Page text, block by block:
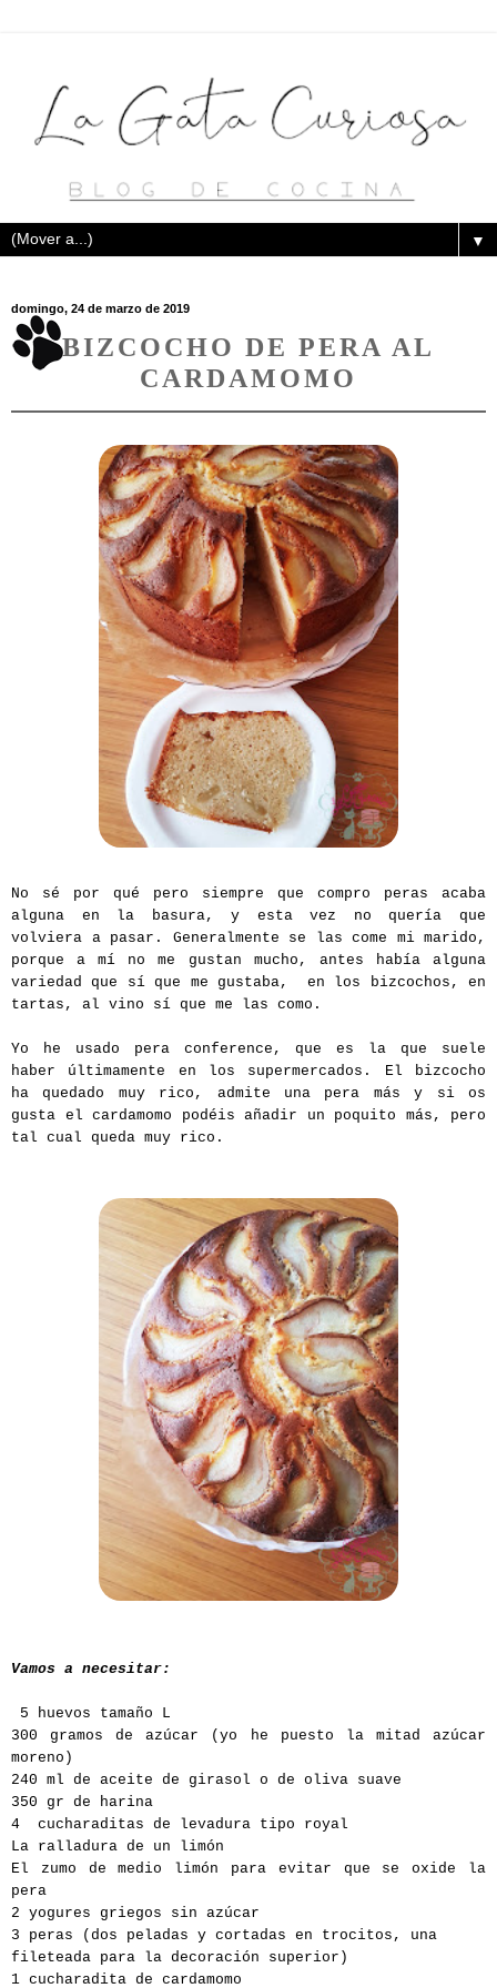
▼
domingo, 24 de marzo de 2019
BIZCOCHO DE PERA AL
CARDAMOMO
No sé por qué pero siempre que compro peras acaba
alguna en la basura, y esta vez no quería que
volviera a pasar. Generalmente se las come mi marido,
porque a mí no me gustan mucho, antes había alguna
variedad que sí que me gustaba, en los bizcochos, en
tartas, al vino sí que me las como.
Yo he usado pera conference, que es la que suele
haber últimamente en los supermercados. El bizcocho
ha quedado muy rico, admite una pera más y si os
gusta el cardamomo podéis añadir un poquito más, pero
tal cual queda muy rico.
Vamos a necesitar:
5 huevos tamaño L
300 gramos de azúcar (yo he puesto la mitad azúcar
moreno)
240 ml de aceite de girasol o de oliva suave
350 gr de harina
4 cucharaditas de levadura tipo royal
La ralladura de un limón
El zumo de medio limón para evitar que se oxide la
pera
2 yogures griegos sin azúcar
3 peras (dos peladas y cortadas en trocitos, una
fileteada para la decoración superior)
1 cucharadita de cardamomo